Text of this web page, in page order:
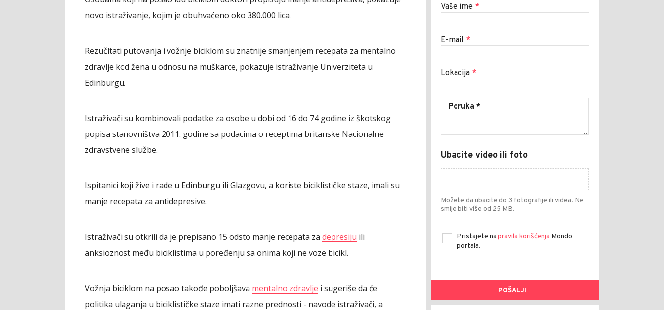
novo istraživanje, kojim je obuhvaćeno oko 380.000 lica.
Rezučltati putovanja i vožnje biciklom su znatnije smanjenjem recepata za mentalno
zdravlje kod žena u odnosu na muškarce, pokazuje istraživanje Univerziteta u
Edinburgu.
Istraživači su kombinovali podatke za osobe u dobi od 16 do 74 godine iz škotskog
popisa stanovništva 2011. godine sa podacima o receptima britanske Nacionalne
zdravstvene službe.
Ispitanici koji žive i rade u Edinburgu ili Glazgovu, a koriste biciklističke staze, imali su
manje recepata za antidepresive.
Istraživači su otkrili da je prepisano 15 odsto manje recepata za depresiju ili
anksioznost među biciklistima u poređenju sa onima koji ne voze bicikl.
Vožnja biciklom na posao takođe poboljšava mentalno zdravlje i sugeriše da će
politika ulaganja u biciklističke staze imati razne prednosti - navode istraživači, a
Vaše ime *
E-mail *
Lokacija *
Ubacite video ili foto
Možete da ubacite do 3 fotografije ili videa. Ne
smije biti više od 25 MB.
Pristajete na pravila korišćenja Mondo
portala.
POŠALJI